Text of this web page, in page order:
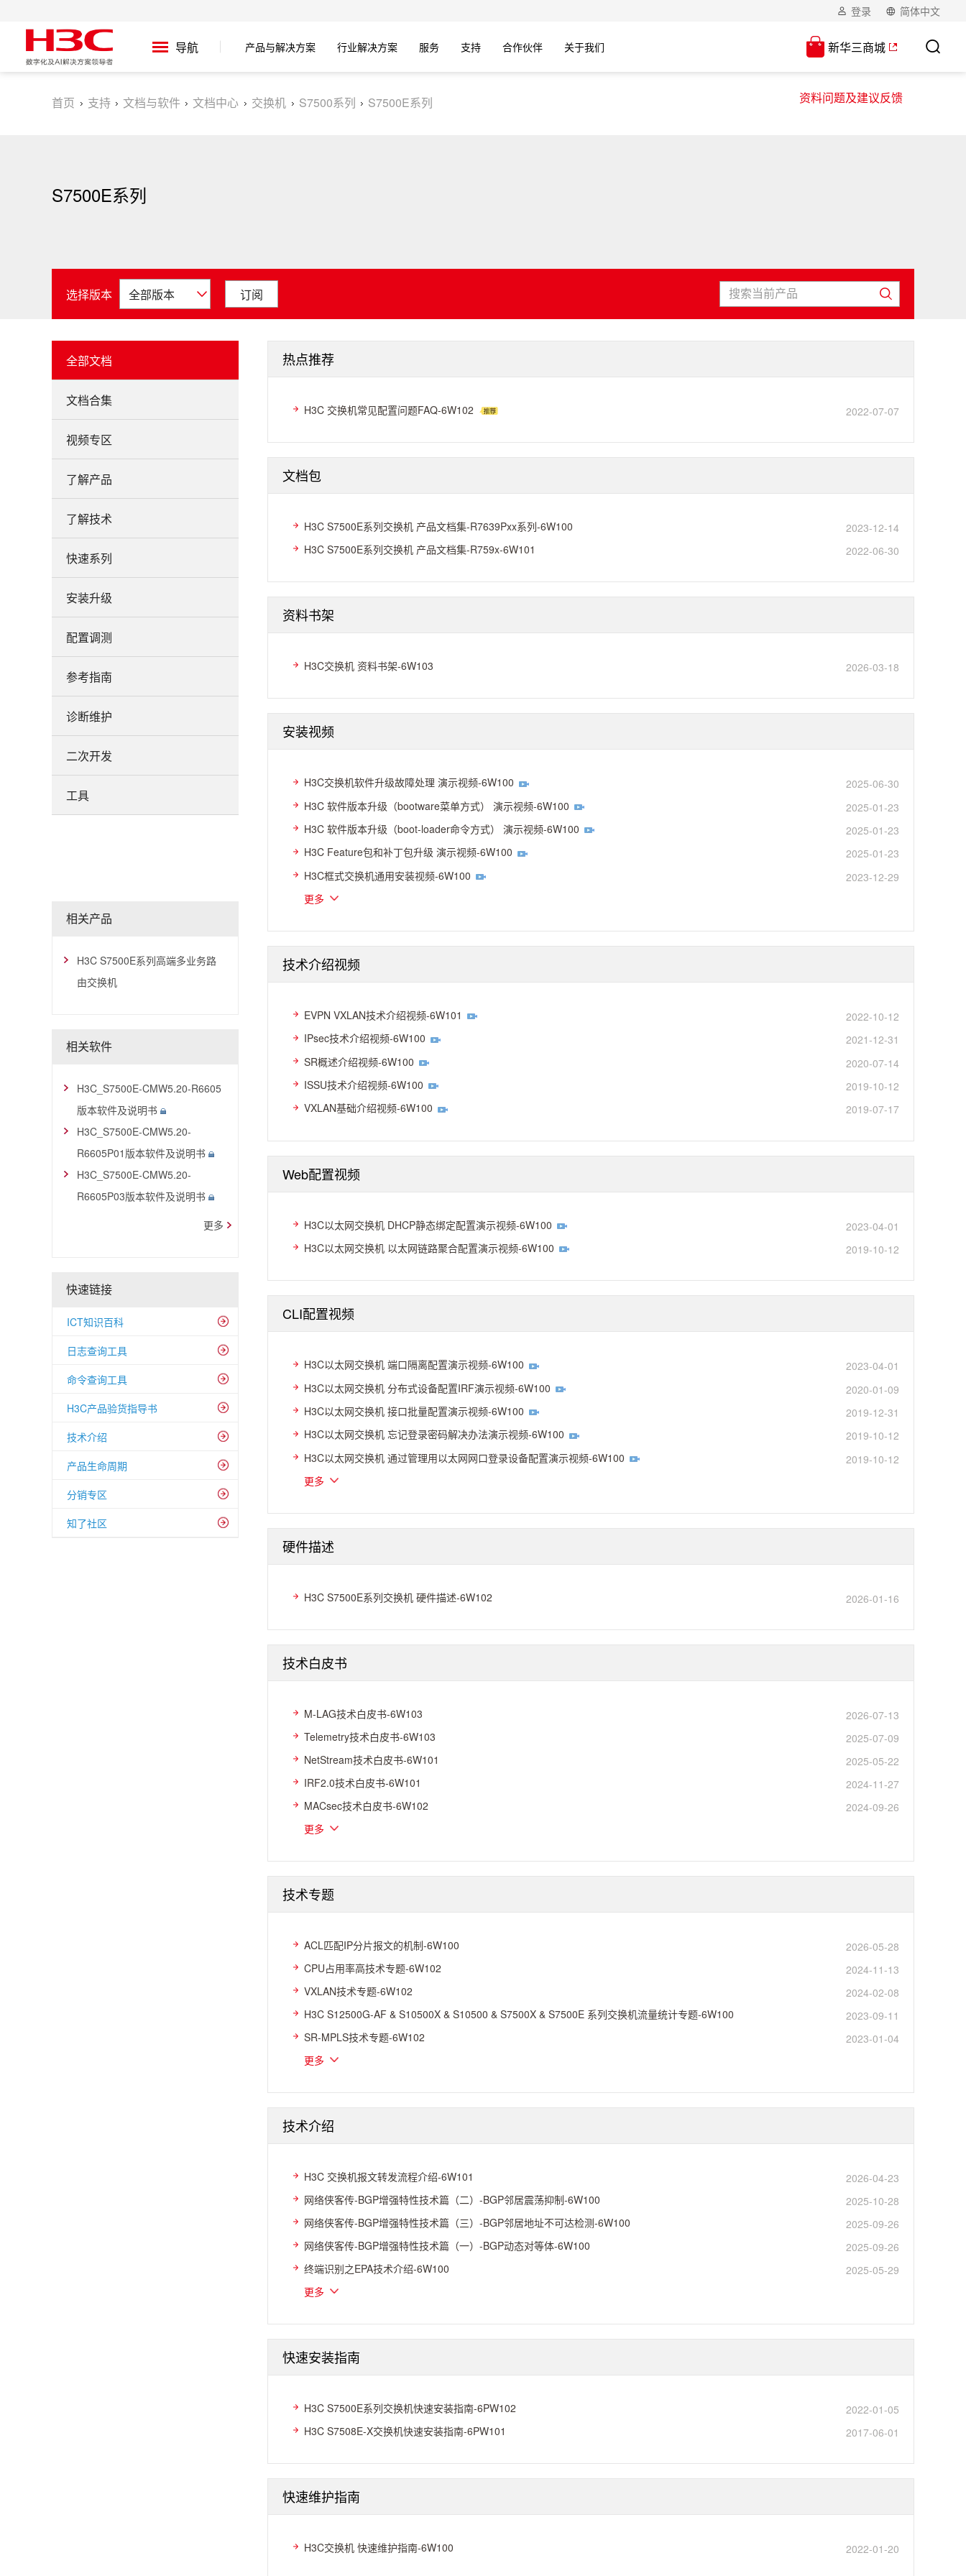
登录 简体中文
导航 产品与解决方案 行业解决方案 服务 支持 合作伙伴 关于我们 新华三商城
资料问题及建议反馈
首页 支持 文档与软件 文档中心 交换机 S7500系列 S7500E系列
S7500E系列
选择版本 订阅
全部文档
文档合集
视频专区
了解产品
了解技术
快速系列
安装升级
配置调测
参考指南
诊断维护
二次开发
工具
相关产品
H3C S7500E系列高端多业务路
由交换机
相关软件
H3C_S7500E-CMW5.20-R6605
版本软件及说明书
H3C_S7500E-CMW5.20-
R6605P01版本软件及说明书
H3C_S7500E-CMW5.20-
R6605P03版本软件及说明书
更多
快速链接
ICT知识百科
日志查询工具
命令查询工具
H3C产品验货指导书
技术介绍
产品生命周期
分销专区
知了社区
热点推荐
H3C 交换机常见配置问题FAQ-6W102 2022-07-07
文档包
H3C S7500E系列交换机 产品文档集-R7639Pxx系列-6W100
2023-12-14
H3C S7500E系列交换机 产品文档集-R759x-6W101
2022-06-30
资料书架
H3C交换机 资料书架-6W103 2026-03-18
安装视频
H3C交换机软件升级故障处理 演示视频-6W100
2025-06-30
H3C 软件版本升级（bootware菜单方式） 演示视频-6W100
2025-01-23
H3C 软件版本升级（boot-loader命令方式） 演示视频-6W100
2025-01-23
H3C Feature包和补丁包升级 演示视频-6W100
2025-01-23
H3C框式交换机通用安装视频-6W100
2023-12-29
更多
技术介绍视频
EVPN VXLAN技术介绍视频-6W101
2022-10-12
IPsec技术介绍视频-6W100
2021-12-31
SR概述介绍视频-6W100
2020-07-14
ISSU技术介绍视频-6W100
2019-10-12
VXLAN基础介绍视频-6W100
2019-07-17
Web配置视频
H3C以太网交换机 DHCP静态绑定配置演示视频-6W100
2023-04-01
H3C以太网交换机 以太网链路聚合配置演示视频-6W100
2019-10-12
CLI配置视频
H3C以太网交换机 端口隔离配置演示视频-6W100
2023-04-01
H3C以太网交换机 分布式设备配置IRF演示视频-6W100
2020-01-09
H3C以太网交换机 接口批量配置演示视频-6W100
2019-12-31
H3C以太网交换机 忘记登录密码解决办法演示视频-6W100
2019-10-12
H3C以太网交换机 通过管理用以太网网口登录设备配置演示视频-6W100
2019-10-12
更多
硬件描述
H3C S7500E系列交换机 硬件描述-6W102 2026-01-16
技术白皮书
M-LAG技术白皮书-6W103
2026-07-13
Telemetry技术白皮书-6W103
2025-07-09
NetStream技术白皮书-6W101
2025-05-22
IRF2.0技术白皮书-6W101
2024-11-27
MACsec技术白皮书-6W102
2024-09-26
更多
技术专题
ACL匹配IP分片报文的机制-6W100
2026-05-28
CPU占用率高技术专题-6W102
2024-11-13
VXLAN技术专题-6W102
2024-02-08
H3C S12500G-AF & S10500X & S10500 & S7500X & S7500E 系列交换机流量统计专题-6W100
2023-09-11
SR-MPLS技术专题-6W102
2023-01-04
更多
技术介绍
H3C 交换机报文转发流程介绍-6W101
2026-04-23
网络侠客传-BGP增强特性技术篇（二）-BGP邻居震荡抑制-6W100
2025-10-28
网络侠客传-BGP增强特性技术篇（三）-BGP邻居地址不可达检测-6W100
2025-09-26
网络侠客传-BGP增强特性技术篇（一）-BGP动态对等体-6W100
2025-09-26
终端识别之EPA技术介绍-6W100
2025-05-29
更多
快速安装指南
H3C S7500E系列交换机快速安装指南-6PW102
2022-01-05
H3C S7508E-X交换机快速安装指南-6PW101
2017-06-01
快速维护指南
H3C交换机 快速维护指南-6W100 2022-01-20